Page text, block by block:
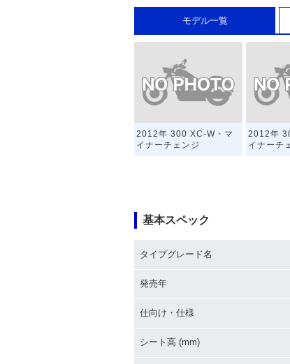
モデル一覧
2012年 300 XC-W・マ
イナーチェンジ
2012年
イナーチ
基本スペック
タイプグレード名
発売年
仕向け・仕様
シート高 (mm)